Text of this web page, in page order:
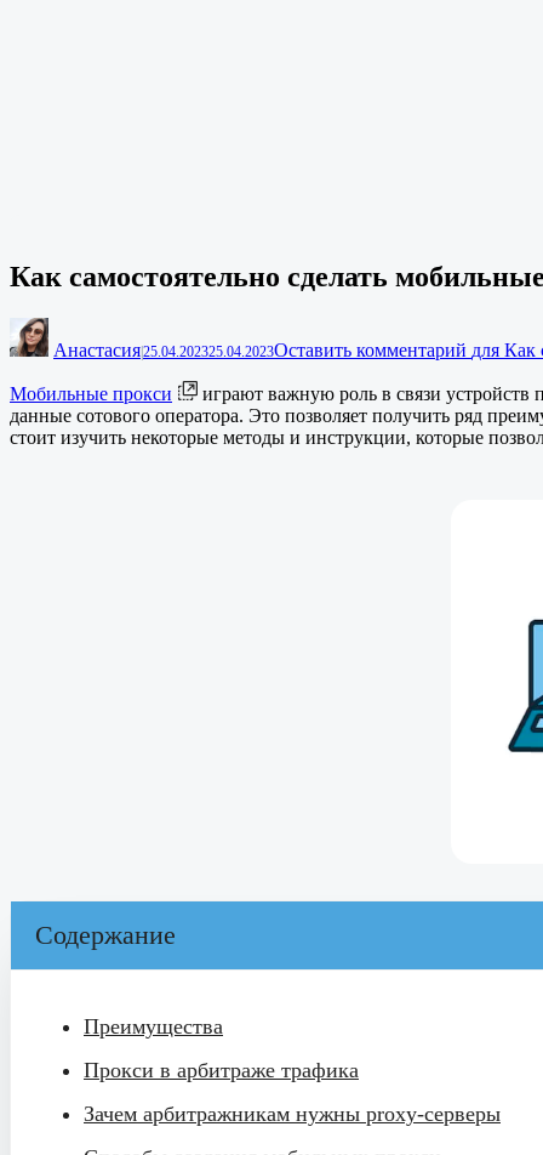
Как самостоятельно сделать
Анастасия25.04.202325.04.2023Оставить комментарий для Как
Мобильные прокси
играют важную роль в связи
данные сотового оператора. Это позволяет получить ряд
стоит изучить некоторые методы и инструкции, которые
Содержание
Преимущества
Прокси в арбитраже трафика
Зачем арбитражникам нужны proxy-серверы